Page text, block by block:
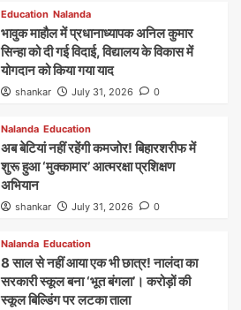
Education Nalanda
भावुक माहौल में प्रधानाध्यापक अनिल कुमार
सिन्हा को दी गई विदाई, विद्यालय के विकास में
योगदान को किया गया याद
shankar July 31, 2026 0
Nalanda Education
अब बेटियां नहीं रहेंगी कमजोर! बिहारशरीफ में
शुरू हुआ ‘मुक्कामार’ आत्मरक्षा प्रशिक्षण
अभियान
shankar July 31, 2026 0
Nalanda Education
8 साल से नहीं आया एक भी छात्र! नालंदा का
सरकारी स्कूल बना ‘भूत बंगला’। करोड़ों की
स्कूल बिल्डिंग पर लटका ताला